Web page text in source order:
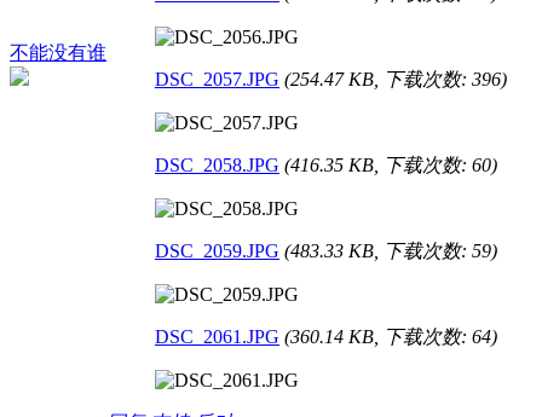
不能没有谁
DSC_2057.JPG (254.47 KB, 下载次数: 396)
DSC_2058.JPG (416.35 KB, 下载次数: 60)
DSC_2059.JPG (483.33 KB, 下载次数: 59)
DSC_2061.JPG (360.14 KB, 下载次数: 64)